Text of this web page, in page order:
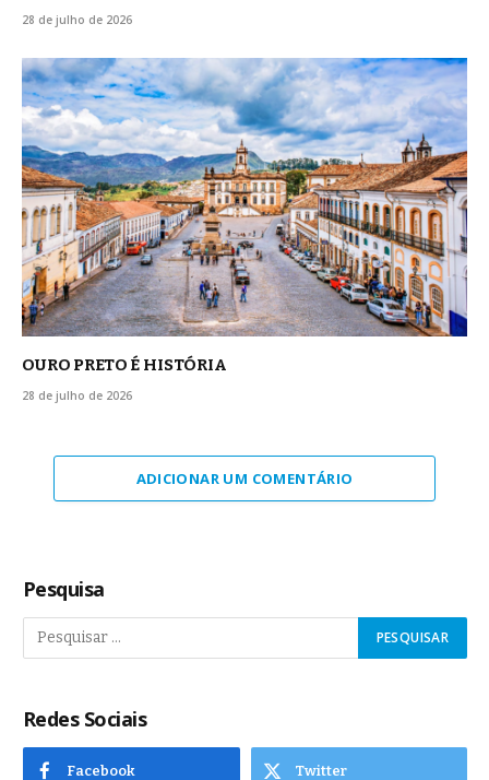
28 de julho de 2026
OURO PRETO É HISTÓRIA
28 de julho de 2026
ADICIONAR UM COMENTÁRIO
Pesquisa
Redes Sociais
Facebook Twitter